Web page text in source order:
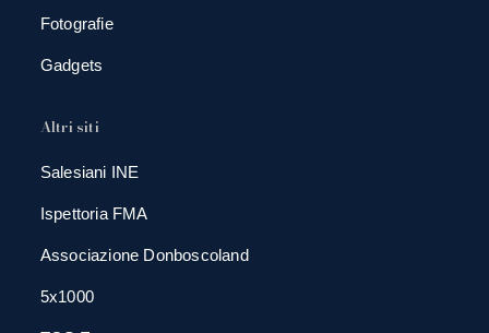
Fotografie
Gadgets
Altri siti
Salesiani INE
Ispettoria FMA
Associazione Donboscoland
5x1000